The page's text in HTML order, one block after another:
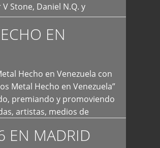
Stone, Daniel N.Q. y
EN
Hecho en Venezuela con
Metal Hecho en Venezuela”
premiando y promoviendo
artistas, medios de
y […]
EN MADRID